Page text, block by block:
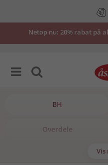
Åbent køb i
Netop nu: 20% rabat på
BH
Overdele
Vis